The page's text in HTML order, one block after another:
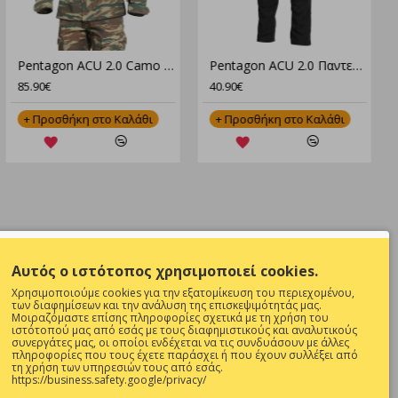
85.90€
+ Προσθήκη στο Καλάθι
40.90€
+ Προσθήκη στο Καλάθι
ΚΑΙ 17:00-
Θες να είσαι ενήμερος για όλες τις
προσφορές ;
Εγγραφή
Συμπληρώστε την επαλήθευση captcha
παρακάτω
Αυτός ο ιστότοπος χρησιμοποιεί cookies.
Χρησιμοποιούμε cookies για την εξατομίκευση του περιεχομένου,
των διαφημίσεων και την ανάλυση της επισκεψιμότητάς μας.
Μοιραζόμαστε επίσης πληροφορίες σχετικά με τη χρήση του
ιστότοπού μας από εσάς με τους διαφημιστικούς και αναλυτικούς
συνεργάτες μας, οι οποίοι ενδέχεται να τις συνδυάσουν με άλλες
πληροφορίες που τους έχετε παράσχει ή που έχουν συλλέξει από
τη χρήση των υπηρεσιών τους από εσάς.
https://business.safety.google/privacy/